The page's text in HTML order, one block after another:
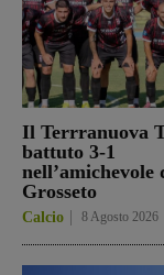
Il Terrranuova
battuto 3-1
nell’amichevole
Grosseto
Calcio 8 Agosto 2026